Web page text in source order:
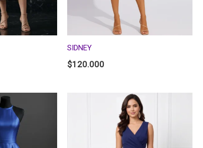
SIDNEY
$120.000